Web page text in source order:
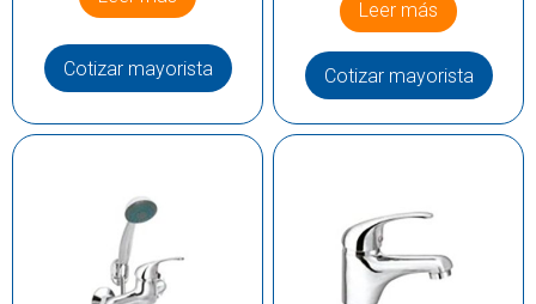
Cotizar mayorista
Leer más
Cotizar mayorista